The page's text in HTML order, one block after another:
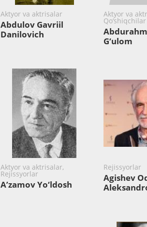
Aktyor va aktrisalar
Abdulov Gavriil
Danilovich
Aktyor va
Qo‘shiqchilar
G‘ulom
Aktyor va aktrisalar,
Rejissyorlar
A’zamov Yo‘ldosh
Rejissyorlar
Agishev